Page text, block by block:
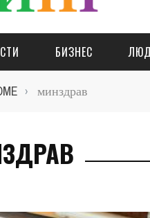
БИЗНЕС
› минздрав